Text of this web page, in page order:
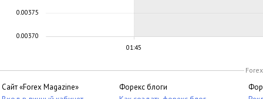
01:45
0.00370
0.00375
Сайт «Forex Magazine»
Форекс блоги